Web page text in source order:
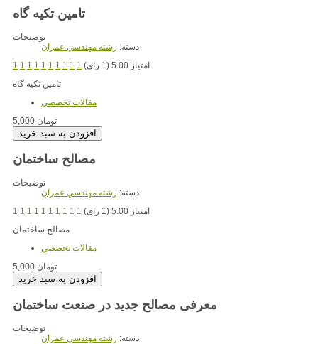
تامین تکیه گاه
توضیحات
دسته: رشته مهندسي عمران
1 1 1 1 1 1 1 1 1 1
امتیاز 5.00 (1 رای)
مقالات تخصصي
5,000 تومان
مصالح ساختمان
توضیحات
دسته: رشته مهندسي عمران
1 1 1 1 1 1 1 1 1 1
امتیاز 5.00 (1 رای)
مقالات تخصصي
5,000 تومان
معرفی مصالح جدید در صنعت ساختمان
توضیحات
دسته: رشته مهندسي عمران